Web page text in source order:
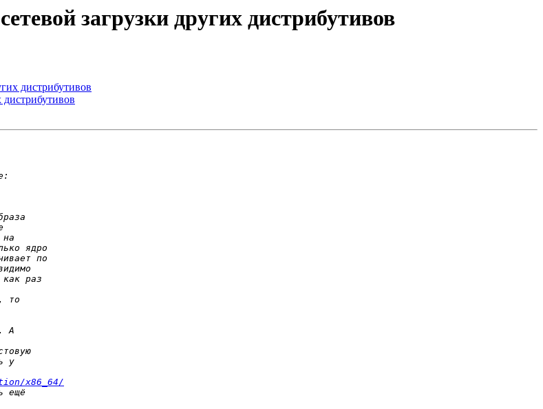
загрузки других дистрибутивов
дистрибутивов
дистрибутивов
x86_64/